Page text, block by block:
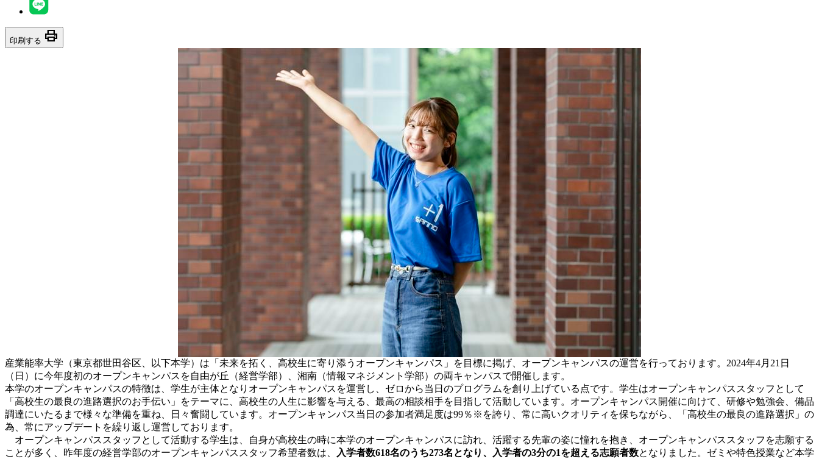
印刷する print
産業能率大学（東京都世田谷区、以下本学）は「未来を拓く、高校生に寄り添うオープンキャンパス」を目標に掲げ、オープンキャンパスの運営を行っております。2024年4月21日
（日）に今年度初のオープンキャンパスを自由が丘（経営学部）、湘南（情報マネジメント学部）の両キャンパスで開催します。
本学のオープンキャンパスの特徴は、学生が主体となりオープンキャンパスを運営し、ゼロから当日のプログラムを創り上げている点です。学生はオープンキャンパススタッフとして
「高校生の最良の進路選択のお手伝い」をテーマに、高校生の人生に影響を与える、最高の相談相手を目指して活動しています。オープンキャンパス開催に向けて、研修や勉強会、備品
調達にいたるまで様々な準備を重ね、日々奮闘しています。オープンキャンパス当日の参加者満足度は99％※を誇り、常に高いクオリティを保ちながら、「高校生の最良の進路選択」の
為、常にアップデートを繰り返し運営しております。
オープンキャンパススタッフとして活動する学生は、自身が高校生の時に本学のオープンキャンパスに訪れ、活躍する先輩の姿に憧れを抱き、オープンキャンパススタッフを志願する
ことが多く、昨年度の経営学部のオープンキャンパススタッフ希望者数は、
入学者数618名のうち273名となり 、 入学者の3分の1を超える志願者数となりました。ゼミや特色授業など本学